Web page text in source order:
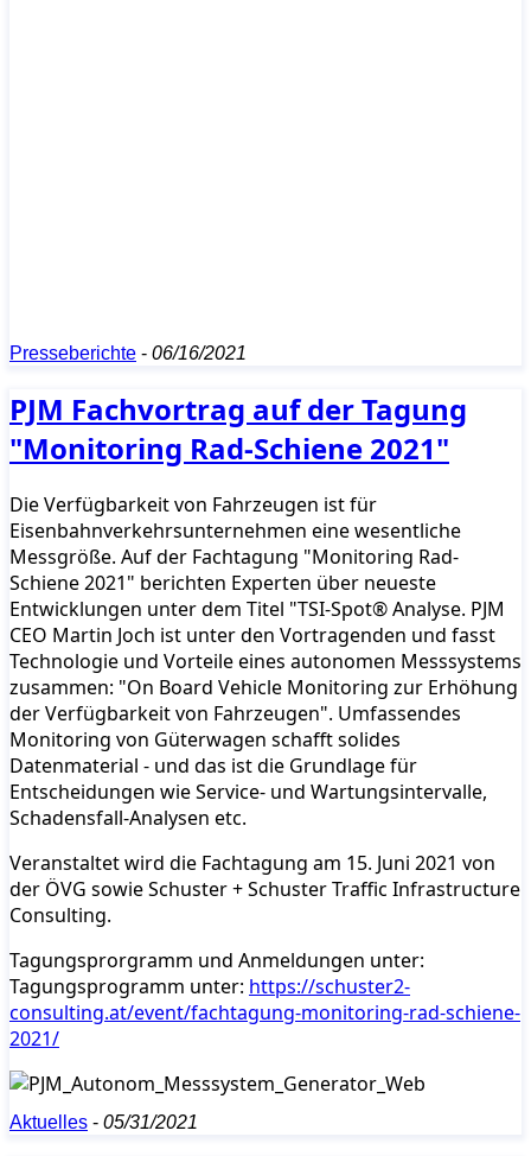
Presseberichte - 06/16/2021
PJM Fachvortrag auf der Tagung
"Monitoring Rad-Schiene 2021"
Die Verfügbarkeit von Fahrzeugen ist für
Eisenbahnverkehrsunternehmen eine wesentliche
Messgröße. Auf der Fachtagung "Monitoring Rad-
Schiene 2021" berichten Experten über neueste
Entwicklungen unter dem Titel "TSI-Spot® Analyse. PJM
CEO Martin Joch ist unter den Vortragenden und fasst
Technologie und Vorteile eines autonomen Messsystems
zusammen: "On Board Vehicle Monitoring zur Erhöhung
der Verfügbarkeit von Fahrzeugen". Umfassendes
Monitoring von Güterwagen schafft solides
Datenmaterial - und das ist die Grundlage für
Entscheidungen wie Service- und Wartungsintervalle,
Schadensfall-Analysen etc.
Veranstaltet wird die Fachtagung am 15. Juni 2021 von
der ÖVG sowie Schuster + Schuster Traffic Infrastructure
Consulting.
Tagungsprorgramm und Anmeldungen unter:
Tagungsprogramm unter: https://schuster2-
consulting.at/event/fachtagung-monitoring-rad-schiene-
2021/
Aktuelles - 05/31/2021